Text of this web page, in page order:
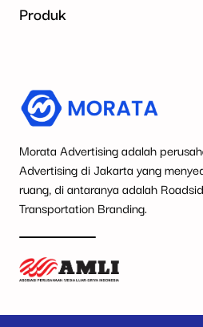
Produk
Morata Advertising adalah
Advertising di Jakarta yang
ruang, di antaranya adalah
Transportation Branding.